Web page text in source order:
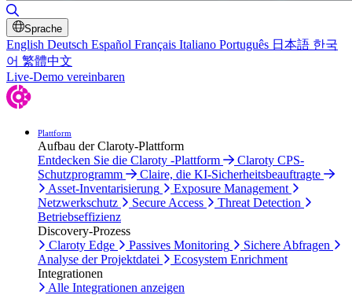
Sprache
English Deutsch Español Français Italiano Português 日本語 한국
어 繁體中文
Live-Demo vereinbaren
Plattform
Aufbau der Claroty-Plattform
Entdecken Sie die Claroty -Plattform
Claroty CPS-
Schutzprogramm
Claire, die KI-Sicherheitsbeauftragte
Asset-Inventarisierung
Exposure Management
Netzwerkschutz
Secure Access
Threat Detection
Betriebseffizienz
Discovery-Prozess
Claroty Edge
Passives Monitoring
Sichere Abfragen
Analyse der Projektdatei
Ecosystem Enrichment
Integrationen
Alle Integrationen anzeigen